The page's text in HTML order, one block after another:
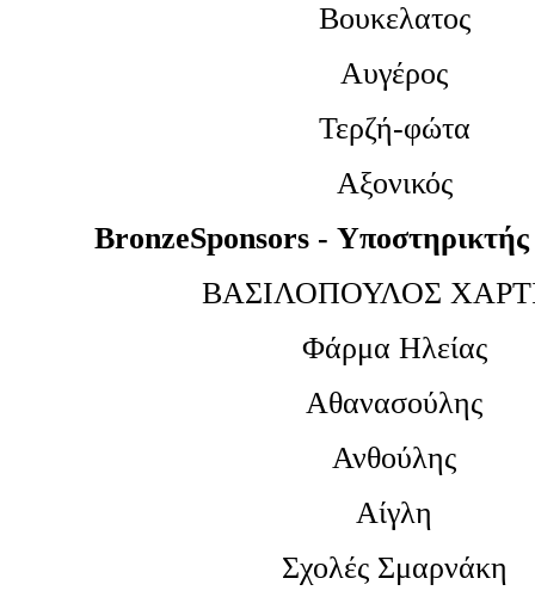
Βουκελατος
Αυγέρος
Τερζή-φώτα
Αξονικός
BronzeSponsors -
ΒΑΣΙΛΟΠΟΥΛΟΣ
Φάρμα Ηλείας
Αθανασούλης
Ανθούλης
Αίγλη
Σχολές Σμαρνάκη